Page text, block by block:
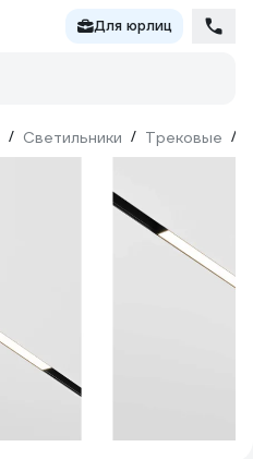
Для юрлиц
/ Светильники / Трековые /